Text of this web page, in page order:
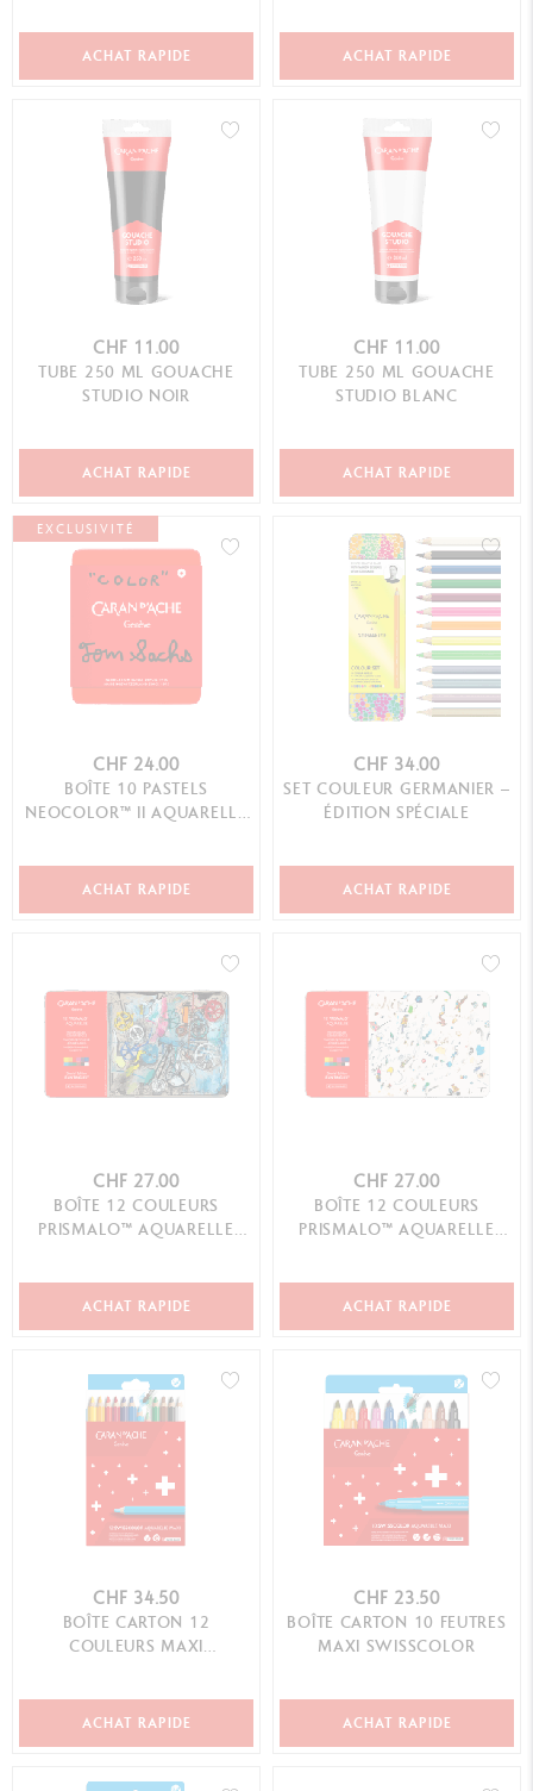
ACHAT RAPIDE ACHAT RAPIDE
CHF 11.00
TUBE 250 ML GOUACHE
STUDIO NOIR
ACHAT RAPIDE
CHF 11.00
TUBE 250 ML GOUACHE
STUDIO BLANC
ACHAT RAPIDE
EXCLUSIVITÉ
CHF 24.00
BOÎTE 10 PASTELS
NEOCOLOR™ II AQUARELLE
ACHAT RAPIDE
CHF 34.00
SET COULEUR GERMANIER –
ÉDITION SPÉCIALE
ACHAT RAPIDE
CHF 27.00
BOÎTE 12 COULEURS
PRISMALO™ AQUARELLE
ACHAT RAPIDE
CHF 27.00
BOÎTE 12 COULEURS
PRISMALO™ AQUARELLE
SPÉCIALE
ACHAT RAPIDE
CHF 34.50
BOÎTE CARTON 12
COULEURS MAXI
ACHAT RAPIDE
CHF 23.50
BOÎTE CARTON 10 FEUTRES
MAXI SWISSCOLOR
ACHAT RAPIDE